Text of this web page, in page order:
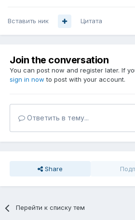
Вставить ник Цитата
Join the conversation
You can post now and register later. If
sign in now to post with your account.
Ответить в тему...
Share
Перейти к списку тем